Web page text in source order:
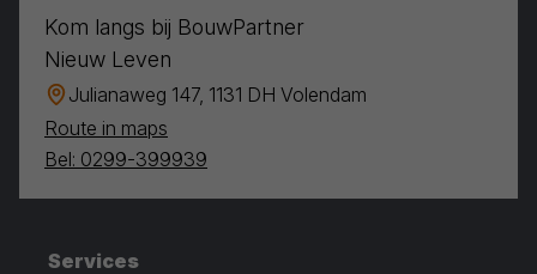
Kom langs bij BouwPartner
Nieuw Leven
Julianaweg 147, 1131 DH Volendam
Route in maps
Bel: 0299-399939
Services